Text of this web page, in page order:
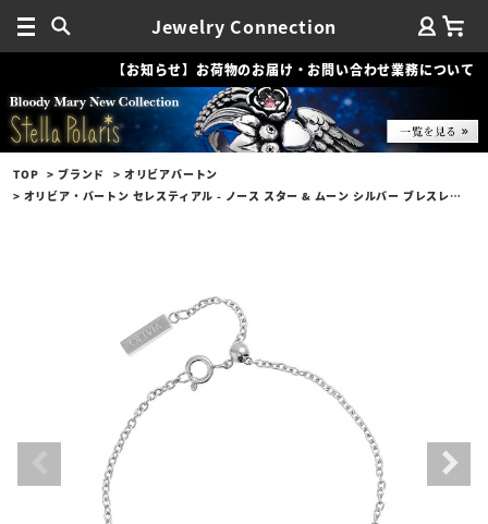
Jewelry Connection
【お知らせ】お荷物のお届け・お問い合わせ業務について
TOP ブランド
オリビアバートン
オリビア・バートン セレスティアル - ノース スター & ムーン シルバー ブレスレット